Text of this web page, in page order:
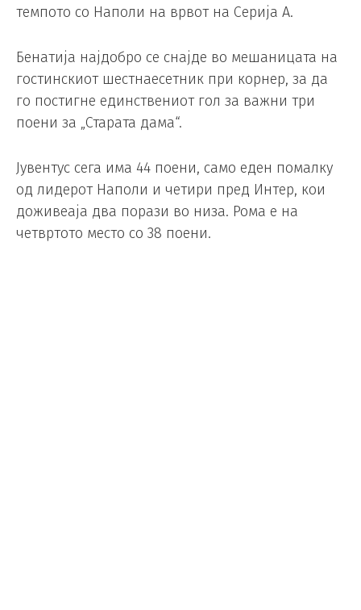
темпото со Наполи на врвот на Серија А.
Бенатија најдобро се снајде во мешаницата на
гостинскиот шестнаесетник при корнер, за да
го постигне единствениот гол за важни три
поени за „Старата дама“.
Јувентус сега има 44 поени, само еден помалку
од лидерот Наполи и четири пред Интер, кои
доживеаја два порази во низа. Рома е на
четвртото место со 38 поени.